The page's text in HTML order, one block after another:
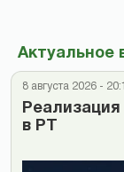
Актуальное
8 августа 2026 -
в РТ